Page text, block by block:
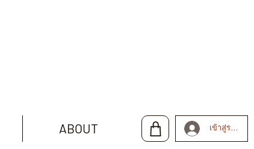
ABOUT เข้าสู่ระบบ